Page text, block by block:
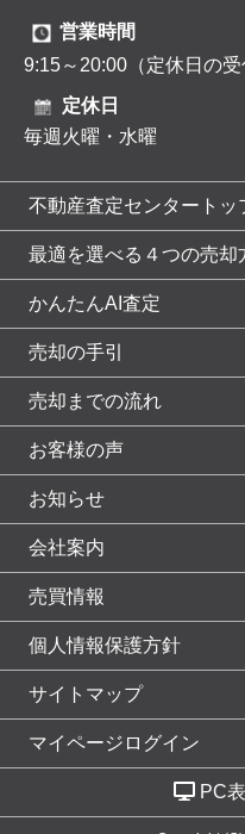
営業時間
9:15～20:00（定休日の受
定休日
毎週火曜・水曜
不動産査定センタートッ
最適を選べる４つの売却
かんたんAI査定
売却の手引
売却までの流れ
お客様の声
お知らせ
会社案内
売買情報
個人情報保護方針
サイトマップ
マイページログイン
PC表